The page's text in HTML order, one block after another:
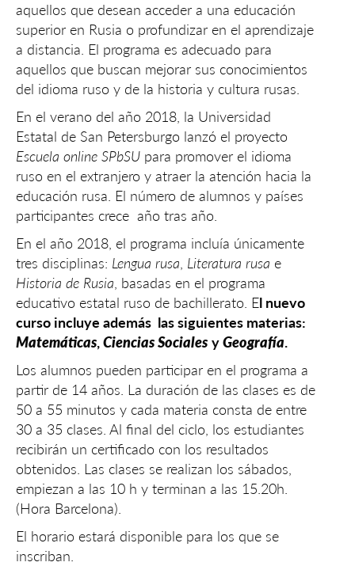
aquellos que desean acceder a una educación
superior en Rusia o profundizar en el aprendizaje
a distancia. El programa es adecuado para
aquellos que buscan mejorar sus conocimientos
del idioma ruso y de la historia y cultura rusas.
En el verano del año 2018, la Universidad
Estatal de San Petersburgo lanzó el proyecto
Escuela online SPbSU para promover el idioma
ruso en el extranjero y atraer la atención hacia la
educación rusa. El número de alumnos y países
participantes crece año tras año.
En el año 2018, el programa incluía únicamente
tres disciplinas: Lengua rusa Literatura rusa e
Historia de Rusia , basadas en el programa
educativo estatal ruso de bachillerato. El nuevo
curso incluye además las siguientes materias:
Matemáticas,Ciencias Sociales yGeografía.
Los alumnos pueden participar en el programa a
partir de 14 años. La duración de las clases es de
50 a 55 minutos y cada materia consta de entre
30 a 35 clases. Al final del ciclo, los estudiantes
recibirán un certificado con los resultados
obtenidos. Las clases se realizan los sábados,
empiezan a las 10 h y terminan a las 15.20h.
(Hora Barcelona).
El horario estará disponible para los que se
inscriban.